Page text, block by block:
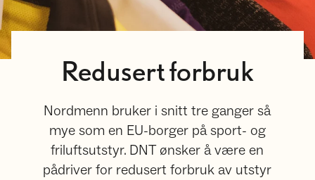
Redusert forbruk
Nordmenn bruker i snitt tre ganger så
mye som en EU-borger på sport- og
friluftsutstyr. DNT ønsker å være en
pådriver for redusert forbruk av utstyr